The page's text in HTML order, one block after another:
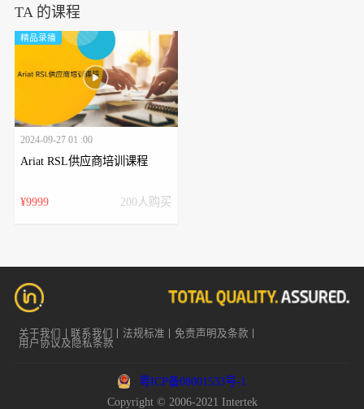
TA 的课程
精品录播
2024-09-27 01 :00
Ariat RSL供应商培训课程
¥9999 200人购买
关于我们 联系我们 法规标准
免责声明及条款
用户协议及隐私条款
粤ICP备08001533号-1
Copyright © 2006-2021 Intertek